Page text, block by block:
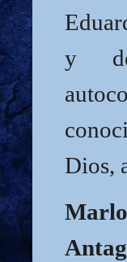
y
Dios,